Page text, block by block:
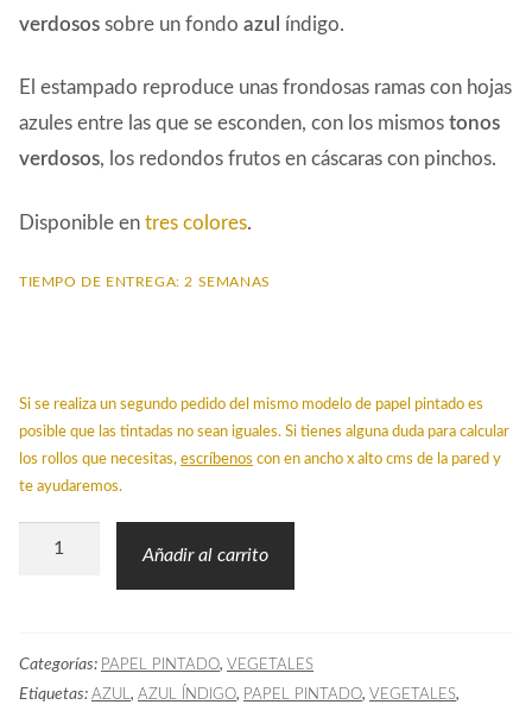
verdosos sobre un fondo azul índigo.
El estampado reproduce unas frondosas ramas con hojas
azules entre las que se esconden, con los mismos tonos
verdosos, los redondos frutos en cáscaras con pinchos.
Disponible en tres colores.
TIEMPO DE ENTREGA: 2 SEMANAS
Si se realiza un segundo pedido del mismo modelo de papel pintado es
posible que las tintadas no sean iguales. Si tienes alguna duda para calcular
los rollos que necesitas, escríbenos con en ancho x alto cms de la pared y
te ayudaremos.
Papel
Índigo
cantidad
Añadir al carrito
Categorías: PAPEL PINTADO, VEGETALES
Etiquetas: AZUL , AZUL ÍNDIGO, PAPEL PINTADO, VEGETALES,